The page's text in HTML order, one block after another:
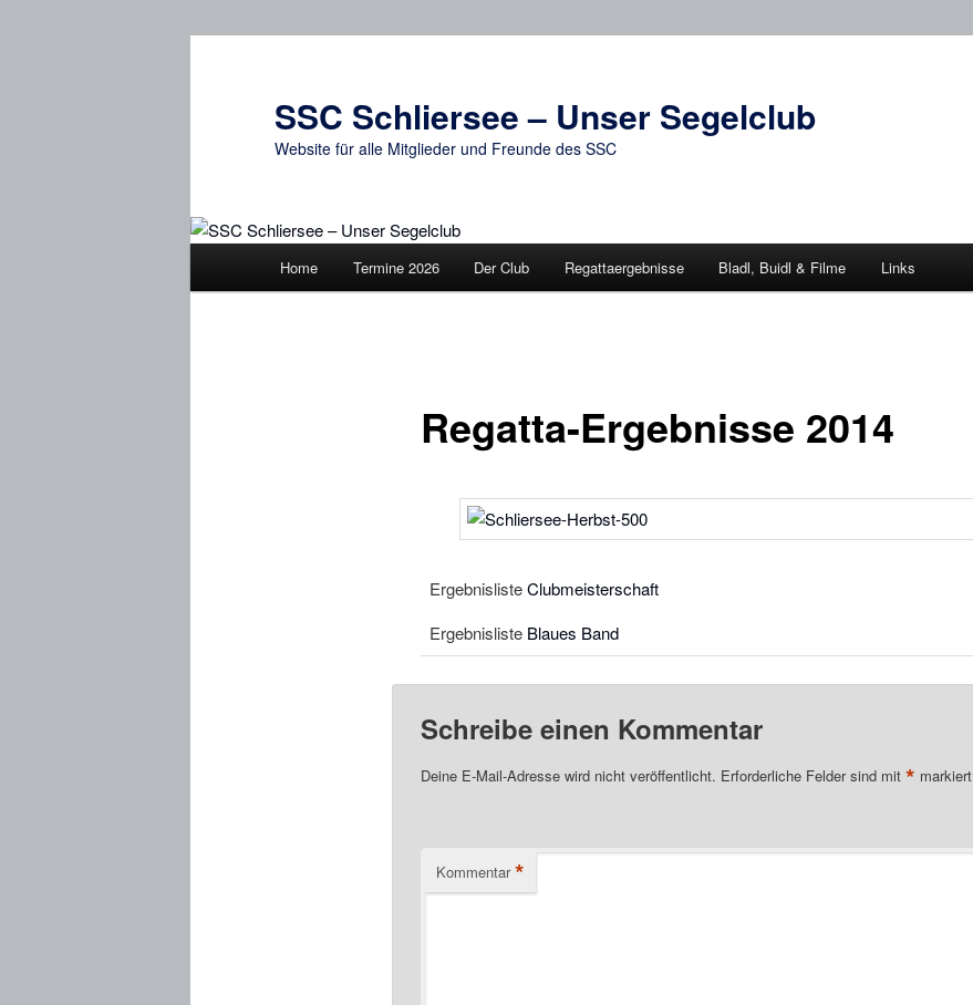
SSC Schliersee – Unser Segelclub
Website für alle Mitglieder und Freunde des SSC
Home Termine 2026 Der Club Regattaergebnisse Bladl, Buidl & Filme Links
Regatta-Ergebnisse 2014
ErgebnislisteClubmeisterschaft
Ergebnisliste Blaues Band
Schreibe einen Kommentar
Deine E-Mail-Adresse wird nicht veröffentlicht. Erforderliche Felder sind mit * markiert
Kommentar *